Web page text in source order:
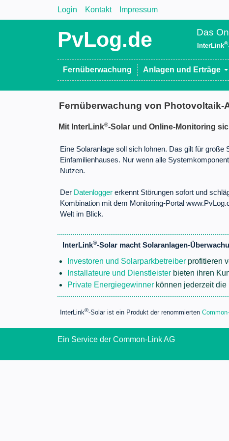
Login Kontakt Impressum
PvLog.de Das
InterLink®
Fernüberwachung Anlagen und Erträge
Fernüberwachung von Photovoltaik-
Mit InterLink®-Solar und Online-Monitoring
Eine Solaranlage soll sich lohnen. Das gilt für
Einfamilienhauses. Nur wenn alle
Nutzen.
Der Datenlogger erkennt Störungen sofort und
Kombination mit dem Monitoring-Portal
Welt im Blick.
InterLink®-Solar macht Solaranlagen-
Investoren und Solarparkbetreiber profitieren
Installateure und Dienstleister bieten ihren
Private Energiegewinner können jederzeit
InterLink®-Solar ist ein Produkt der renommierten
Ein Service der Common-Link AG